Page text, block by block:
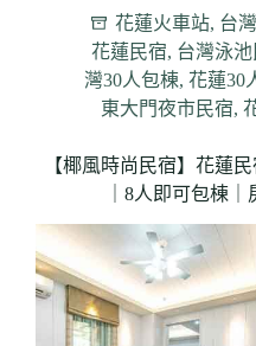
蓮
民
宿
｜
花
市
區
利
｜
2
花蓮火車站, 台
花蓮民宿, 台灣泳池
灣30人包棟,花蓮30
東大門夜市民宿,
【椰風時尚民宿】花蓮
｜8人即可包棟